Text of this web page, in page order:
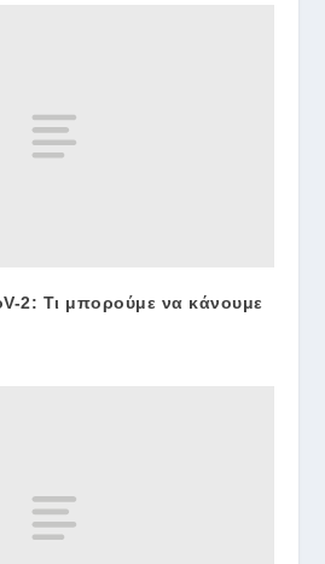
2: Τι μπορούμε να κάνουμε